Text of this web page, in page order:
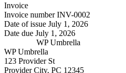
Invoice
Invoice numberINV-0002
Date of issue July 1, 2026
Date due July 1, 2026
WP Umbrella
WP Umbrella
123 Provider St
Provider City, PC 12345